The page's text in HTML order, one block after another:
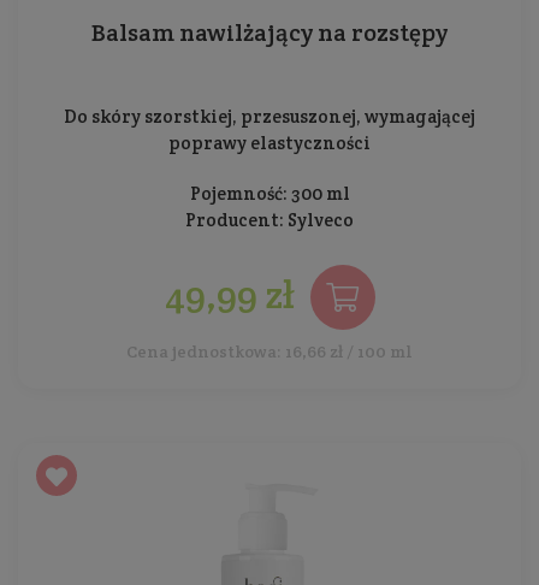
Balsam nawilżający na rozstępy
Do skóry szorstkiej, przesuszonej, wymagającej
poprawy elastyczności
Pojemność: 300 ml
Producent: Sylveco
49,99 zł
Cena jednostkowa: 16,66 zł / 100 ml